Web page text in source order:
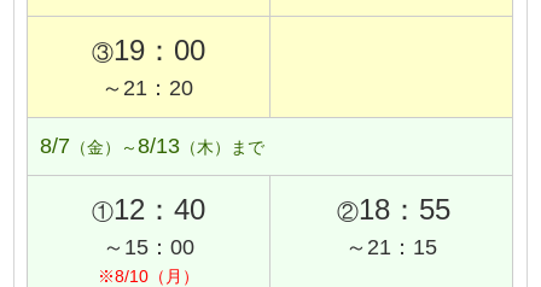
③19：00
～21：20
8/7 （金）～8/13 （木）まで
①12：40
～15：00
※8/10（月）
②18：55
～21：15